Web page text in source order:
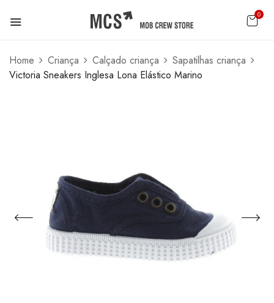
0
Home Criança Calçado criança
Sapatilhas criança
Victoria Sneakers Inglesa Lona Elástico Marino